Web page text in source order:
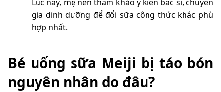
Lúc này, mẹ nên tham khảo ý kiến bác sĩ, chuyên
gia dinh dưỡng để đổi sữa công thức khác phù
hợp nhất.
Bé uống sữa Meiji bị táo bón
nguyên nhân do đâu?